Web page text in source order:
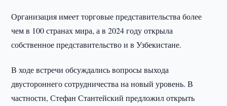
Организация имеет торговые представительства более
чем в 100 странах мира, а в 2024 году открыла
собственное представительство и в Узбекистане.
В ходе встречи обсуждались вопросы выхода
двустороннего сотрудничества на новый уровень. В
частности, Стефан Стантейский предложил открыть